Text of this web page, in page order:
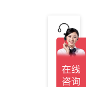
咨询
售前